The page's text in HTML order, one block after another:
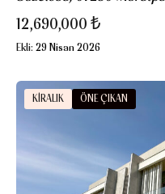
12,690,000 ₺
Ekli: 29 Nisan 2026
KIRALIK ÖNE ÇIKAN